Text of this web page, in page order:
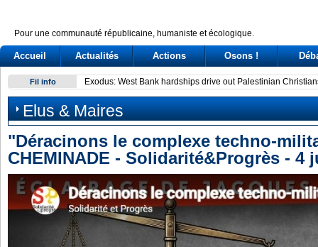
Pour une communauté républicaine, humaniste et écologique.
Accueil Actualités Actions Osons !
Fil info Exodus: West Bank hardships drive out Palestinian
Elus & Maires
"Déracinons le complexe techno-
CHEMINADE - Solidarité&Progrès - 4